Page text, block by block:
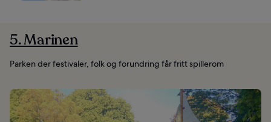
5. Marinen
Parken der festivaler, folk og forundring får fritt spillerom